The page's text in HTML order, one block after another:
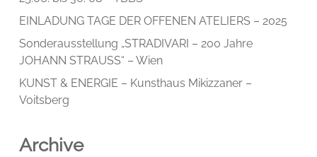
EINLADUNG TAGE DER OFFENEN ATELIERS – 2025
Sonderausstellung „STRADIVARI – 200 Jahre
JOHANN STRAUSS“ – Wien
KUNST & ENERGIE – Kunsthaus Mikizzaner –
Voitsberg
Archive